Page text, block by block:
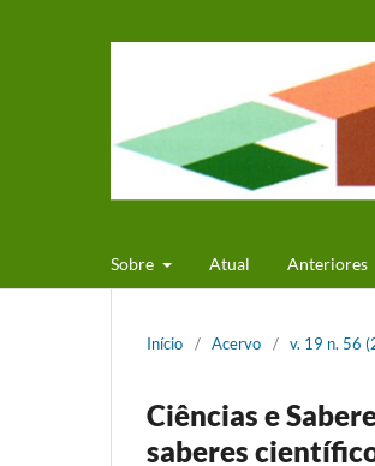
Sobre Atual Anteriores
Início / Acervo / v. 19 n. 56
Ciências e
saberes